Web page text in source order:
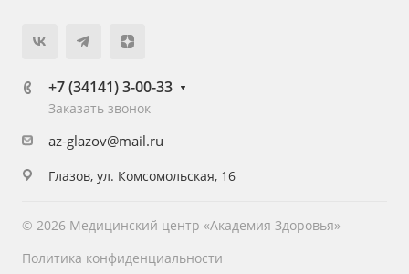
+7 (34141) 3-00-33
Заказать звонок
az-glazov@mail.ru
Глазов, ул. Комсомольская, 16
© 2026 Медицинский центр «Академия Здоровья»
Политика конфиденциальности